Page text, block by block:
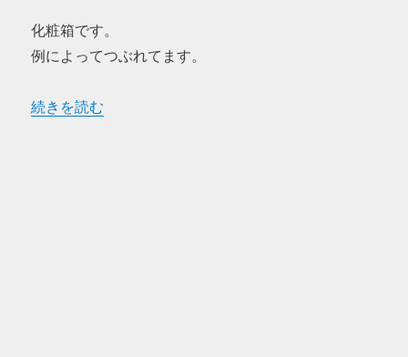
化粧箱です。
例によってつぶれてます。
“中華イヤホン KZ ZS1 を購入してみた” の
続きを読む